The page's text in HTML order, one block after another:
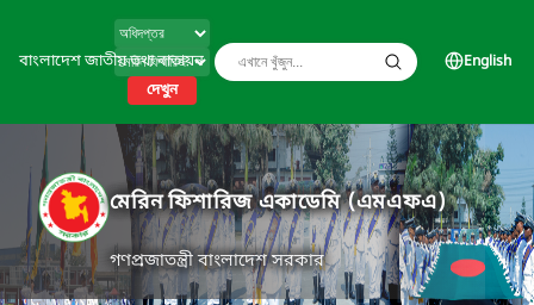
বাংলাদেশ জাতীয় তথ্য বাতায়ন
দেখুন
English
মেরিন ফিশারিজ একাডেমি (এমএফএ)
গণপ্রজাতন্ত্রী বাংলাদেশ সরকার